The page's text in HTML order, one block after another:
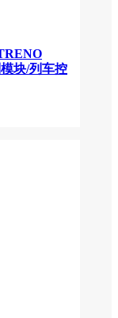
块/列车控